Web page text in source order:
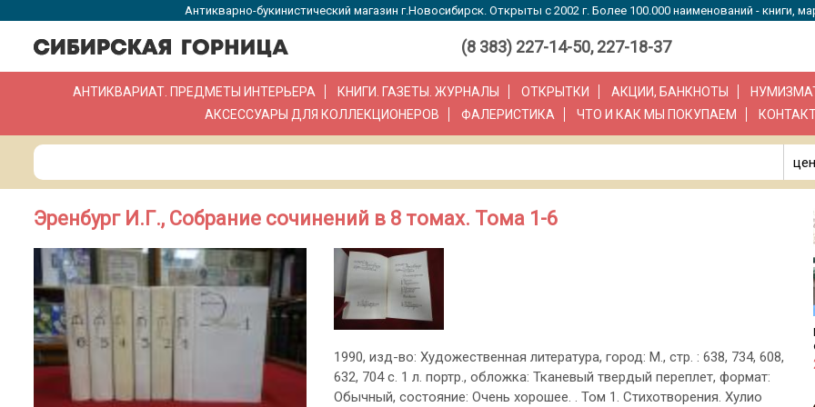
Антикварно-букинистический магазин г.Новосибирск. Открыты с 2002 г. Более 100.000 наименований - книги,
(8 383) 227-14-50, 227-18-37
АНТИКВАРИАТ. ПРЕДМЕТЫ ИНТЕРЬЕРА КНИГИ. ГАЗЕТЫ. ЖУРНАЛЫ ОТКРЫТКИ АКЦИИ, БАНКНОТЫ
АКСЕССУАРЫ ДЛЯ КОЛЛЕКЦИОНЕРОВ
ФАЛЕРИСТИКА ЧТО И КАК МЫ ПОКУПАЕМ
Эренбург И.Г., Собрание сочинений в 8 томах. Тома 1-6
1990, изд-во: Художественная литература, город: М., стр. : 638, 734, 608,
632, 704 с. 1 л. портр., обложка: Тканевый твердый переплет, формат:
Обычный, состояние: Очень хорошее. . Том 1. Стихотворения. Хулио